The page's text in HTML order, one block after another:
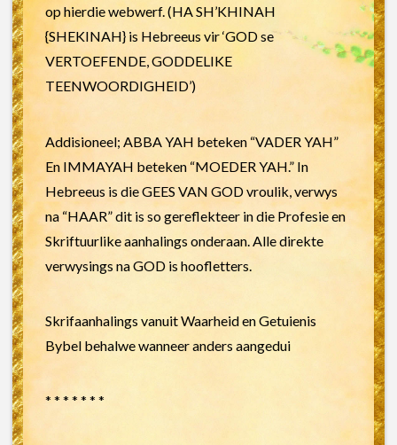
op hierdie webwerf. (HA SH’KHINAH
{SHEKINAH} is Hebreeus vir ‘GOD se
VERTOEFENDE, GODDELIKE
TEENWOORDIGHEID’)
Addisioneel; ABBA YAH beteken “VADER YAH”
En IMMAYAH beteken “MOEDER YAH.” In
Hebreeus is die GEES VAN GOD vroulik, verwys
na “HAAR” dit is so gereflekteer in die Profesie en
Skriftuurlike aanhalings onderaan. Alle direkte
verwysings na GOD is hoofletters.
Skrifaanhalings vanuit Waarheid en Getuienis
Bybel behalwe wanneer anders aangedui
* * * * * * *